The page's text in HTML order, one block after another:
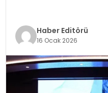
EĞITIM
MAGAZIN
Haber Editörü
16 Ocak 2026